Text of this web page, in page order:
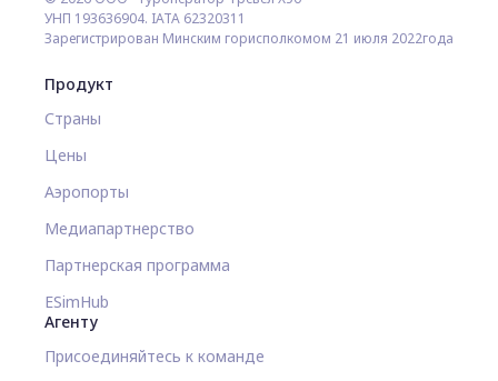
УНП 193636904. IATA 62320311
Зарегистрирован Минским горисполкомом 21 июля 2022года
Продукт
Страны
Цены
Аэропорты
Медиапартнерство
Партнерская программа
ESimHub
Агенту
Присоединяйтесь к команде